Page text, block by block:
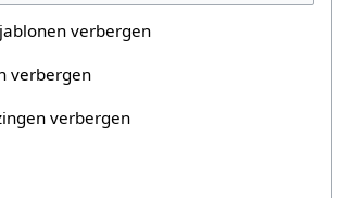
verbergen
verbergen
verbergen